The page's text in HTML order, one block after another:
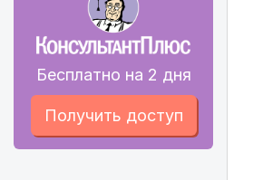
Бесплатно на 2 дня
Получить доступ